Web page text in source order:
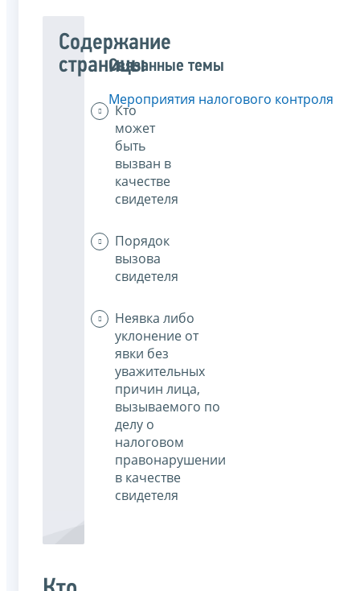
Содержание
страницы
Кто
может
быть
вызван в
качестве
свидетеля
Порядок
вызова
свидетеля
Неявка либо
уклонение от
явки без
уважительных
причин лица,
вызываемого по
делу о
налоговом
правонарушении
в качестве
свидетеля
Связанные темы
Мероприятия налогового контроля